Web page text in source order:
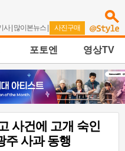
사| 많이본뉴스 | 사진구매
포토엔 영상TV
사건에 고개 숙인
주 사과 동행